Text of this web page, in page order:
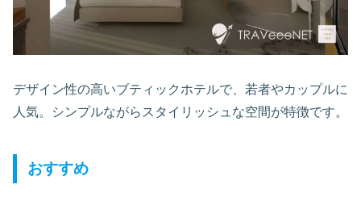
デザイン性の高いブティックホテルで、若者やカップルに
人気。シンプルながらスタイリッシュな空間が特徴です。
おすすめ